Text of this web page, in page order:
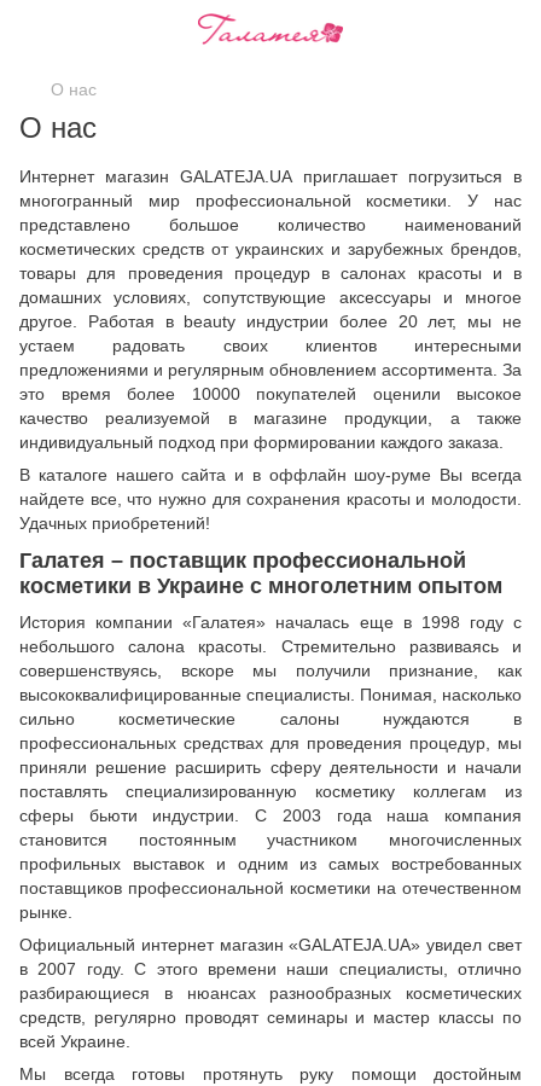
О нас
О нас
Интернет магазин GALATEJA.UA приглашает погрузиться в
многогранный мир профессиональной косметики. У нас
представлено большое количество наименований
косметических средств от украинских и зарубежных брендов,
товары для проведения процедур в салонах красоты и в
домашних условиях, сопутствующие аксессуары и многое
другое. Работая в beauty индустрии более 20 лет, мы не
устаем радовать своих клиентов интересными
предложениями и регулярным обновлением ассортимента. За
это время более 10000 покупателей оценили высокое
качество реализуемой в магазине продукции, а также
индивидуальный подход при формировании каждого заказа.
В каталоге нашего сайта и в оффлайн шоу-руме Вы всегда
найдете все, что нужно для сохранения красоты и молодости.
Удачных приобретений!
Галатея – поставщик профессиональной
косметики в Украине с многолетним опытом
История компании «Галатея» началась еще в 1998 году с
небольшого салона красоты. Стремительно развиваясь и
совершенствуясь, вскоре мы получили признание, как
высококвалифицированные специалисты. Понимая, насколько
сильно косметические салоны нуждаются в
профессиональных средствах для проведения процедур, мы
приняли решение расширить сферу деятельности и начали
поставлять специализированную косметику коллегам из
сферы бьюти индустрии. С 2003 года наша компания
становится постоянным участником многочисленных
профильных выставок и одним из самых востребованных
поставщиков профессиональной косметики на отечественном
рынке.
Официальный интернет магазин «GALATEJA.UA» увидел свет
в 2007 году. С этого времени наши специалисты, отлично
разбирающиеся в нюансах разнообразных косметических
средств, регулярно проводят семинары и мастер классы по
всей Украине.
Мы всегда готовы протянуть руку помощи достойным